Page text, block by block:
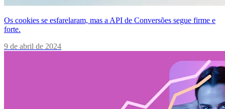
Os cookies se esfarelaram, mas a API de Conversões segue firme e
forte.
9 de abril de 2024